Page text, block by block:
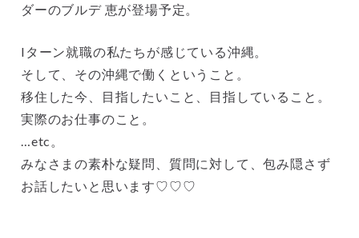
ダーのブルデ 恵が登場予定。
Iターン就職の私たちが感じている沖縄。
そして、その沖縄で働くということ。
移住した今、目指したいこと、目指していること。
実際のお仕事のこと。
…etc。
みなさまの素朴な疑問、質問に対して、包み隠さず
お話したいと思います♡♡♡